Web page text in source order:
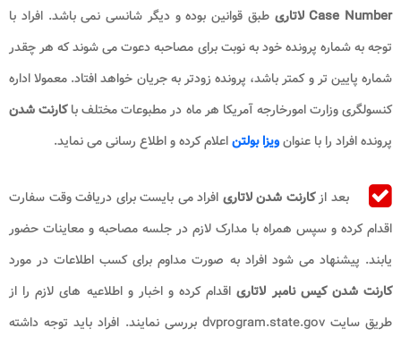
Case Number لاتاری
طبق قوانین بوده و دیگر شانسی نمی باشد. افراد با
توجه به شماره پرونده خود به نوبت برای مصاحبه دعوت می شوند که هر چقدر
شماره پایین تر و کمتر باشد، پرونده زودتر به جریان خواهد افتاد. معمولا اداره
کنسولگری وزارت امورخارجه آمریکا هر ماه در مطبوعات مختلف باکارنت شدن
پرونده افراد را با عنوانویزا بولتناعلام کرده و اطلاع رسانی می نماید.
بعد ازکارنت شدن لاتاری افراد می بایست برای دریافت وقت سفارت
اقدام کرده و سپس همراه با مدارک لازم در جلسه مصاحبه و معاینات حضور
یابند. پیشنهاد می شود افراد به صورت مداوم برای کسب اطلاعات در مورد
کارنت شدن کیس نامبر لاتاریاقدام کرده و اخبار و اطلاعیه های لازم را از
طریق سایت dvprogram.state.gov بررسی نمایند. افراد باید توجه داشته